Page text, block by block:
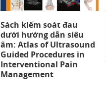
Sách kiểm soát đau
dưới hướng dẫn siêu
âm: Atlas of Ultrasound
Guided Procedures in
Interventional Pain
Management